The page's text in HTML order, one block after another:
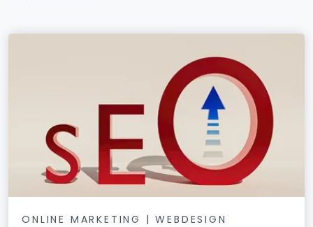
ONLINE MARKETING | WEBDESIGN